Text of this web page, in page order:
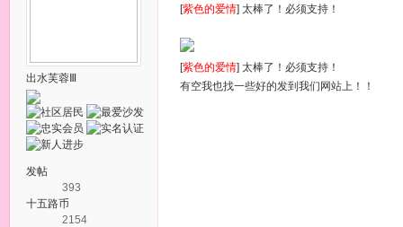
出水芙蓉Ⅲ
发帖
393
十五路币
2154
[紫色的爱情] 太棒了！必须支持！
[紫色的爱情] 太棒了！必须支持！
有空我也找一些好的发到我们网站上！！